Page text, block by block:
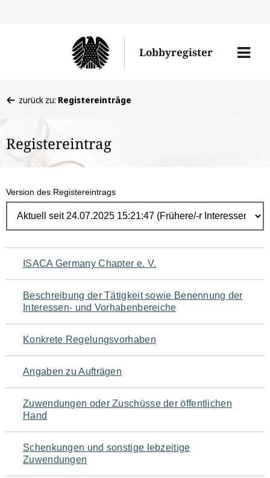
Lobbyregister
Menü
befinden
hier:
zurück zu: Registereinträge
Registereintrag
Version des Registereintrags
Navigation
für
den
Seiteninhalt
ISACA Germany Chapter e. V.
Beschreibung der Tätigkeit sowie Benennung der
Interessen- und Vorhabenbereiche
Konkrete Regelungsvorhaben
Angaben zu Aufträgen
Zuwendungen oder Zuschüsse der öffentlichen
Hand
Schenkungen und sonstige lebzeitige
Zuwendungen